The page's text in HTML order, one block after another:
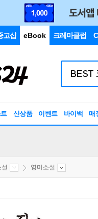
고샵 eBook 크레마클럽
신상품 이벤트 바이백 매
설 영미소설